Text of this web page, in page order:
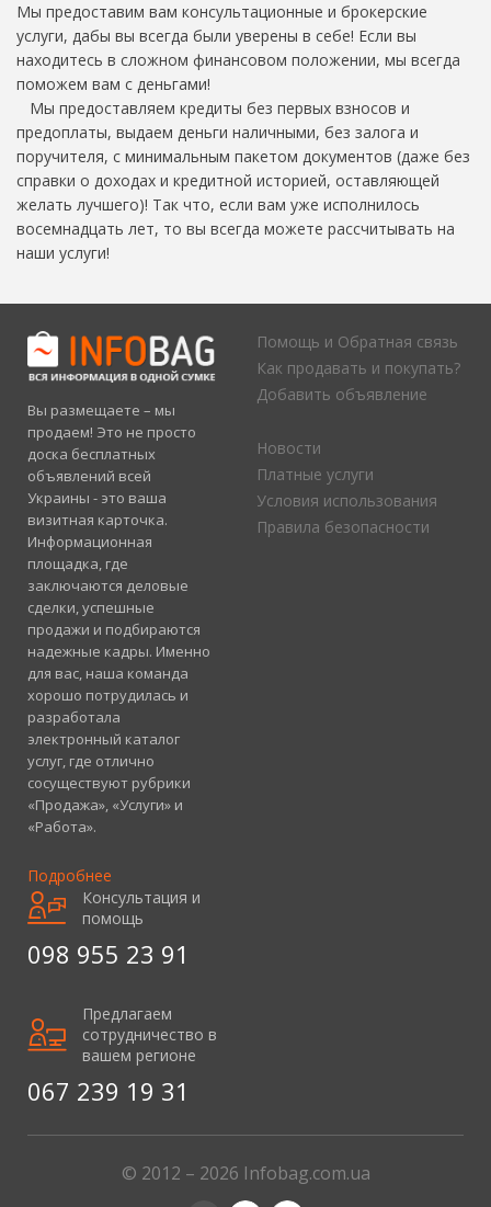
Мы предоставим вам консультационные и брокерские
услуги, дабы вы всегда были уверены в себе! Если вы
находитесь в сложном финансовом положении, мы всегда
поможем вам с деньгами!
Мы предоставляем кредиты без первых взносов и
предоплаты, выдаем деньги наличными, без залога и
поручителя, с минимальным пакетом документов (даже без
справки о доходах и кредитной историей, оставляющей
желать лучшего)! Так что, если вам уже исполнилось
восемнадцать лет, то вы всегда можете рассчитывать на
наши услуги!
Вы размещаете – мы
продаем! Это не просто
доска бесплатных
объявлений всей
Украины - это ваша
визитная карточка.
Информационная
площадка, где
заключаются деловые
сделки, успешные
продажи и подбираются
надежные кадры. Именно
для вас, наша команда
хорошо потрудилась и
разработала
электронный каталог
услуг, где отлично
сосуществуют рубрики
«Продажа», «Услуги» и
«Работа».
Подробнее
Помощь и Обратная связь
Как продавать и покупать?
Добавить объявление
Новости
Платные услуги
Условия использования
Правила безопасности
Консультация и
помощь
098 955 23 91
Предлагаем
сотрудничество в
вашем регионе
067 239 19 31
© 2012 – 2026 Infobag.com.ua